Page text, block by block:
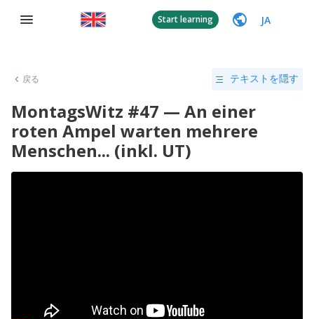
Start learning JA
戻る テキストを隠す
MontagsWitz #47 — An einer
roten Ampel warten mehrere
Menschen... (inkl. UT)